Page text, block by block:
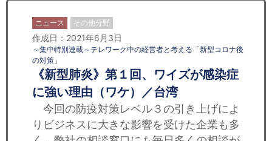
ニュース その他分野
作成日：2021年6月3日
～集中特別連載～テレワーク中の経営者と考える「新型コロナ後
の対策」
《新型肺炎》第１回、ワイズが感染症
に強い理由（ワケ）／台湾
今回の防疫対策レベル３の引き上げによ
りビジネスに大きな影響を受けた企業も多